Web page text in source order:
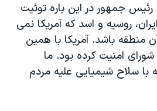
جمهور در این باره توئیت
روسیه و اسد که آمریکا نمی
منطقه باشد. آمریکا با همین
امنیت کرده بود. ما
سلاح شیمیایی علیه مردم